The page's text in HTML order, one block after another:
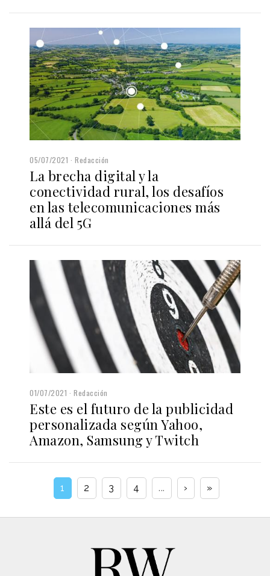
05/07/2021 Redacción
La brecha digital y la
conectividad rural, los desafíos
en las telecomunicaciones más
allá del 5G
01/07/2021 Redacción
Este es el futuro de la publicidad
personalizada según Yahoo,
Amazon, Samsung y Twitch
1 2 3 4 ... › »